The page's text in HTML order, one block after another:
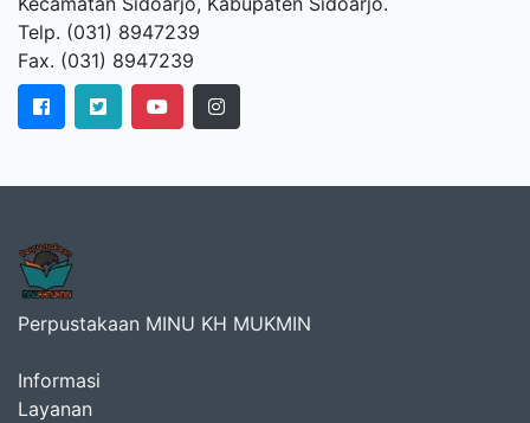
Telp. (031) 8947239
Fax. (031) 8947239
Perpustakaan MINU KH MUKMIN
Informasi
Layanan